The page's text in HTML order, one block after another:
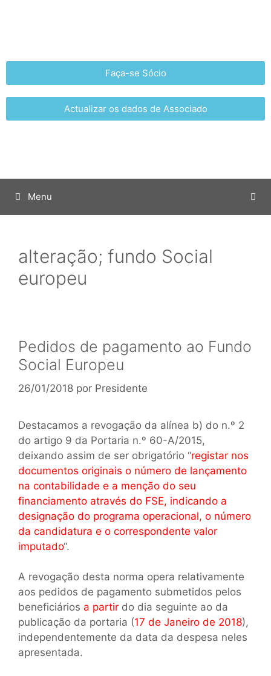
Faça-se Sócio
Actualizar os dados de Associado
Menu
alteração; fundo Social
europeu
Pedidos de pagamento ao Fundo
Social Europeu
26/01/2018 por Presidente
Destacamos a revogação da alínea b) do n.º 2
do artigo 9 da Portaria n.º 60-A/2015,
deixando assim de ser obrigatório “registar nos
documentos originais o número de lançamento
na contabilidade e a menção do seu
financiamento através do FSE, indicando a
designação do programa operacional, o número
da candidatura e o correspondente valor
imputado“.
A revogação desta norma opera relativamente
aos pedidos de pagamento submetidos pelos
beneficiários a partir do dia seguinte ao da
publicação da portaria (17 de Janeiro de 2018),
independentemente da data da despesa neles
apresentada.